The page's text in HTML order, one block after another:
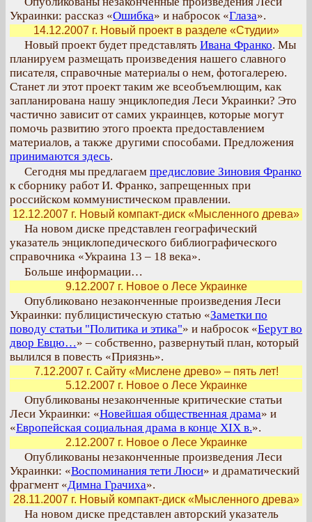
Украинки: рассказ «Ошибка» и набросок «Глаза».
14.12.2007 г. Новый проект в разделе «Студии»
Новый проект будет представлять Ивана Франко. Мы
планируем размещать произведения нашего славного
писателя, справочные материалы о нем, фотогалерею.
Станет ли этот проект таким же всеобъемлющим, как
запланирована нашу энциклопедия Леси Украинки? Это
частично зависит от самих украинцев, которые могут
помочь развитию этого проекта предоставлением
материалов, а также другими способами. Предложения
принимаются здесь.
Сегодня мы предлагаем предисловие Зиновия Франко
к сборнику работ И. Франко, запрещенных при
российском коммунистическом правлении.
12.12.2007 г. Новый компакт-диск «Мысленного древа»
На новом диске представлен географический
указатель энциклопедического библиографического
справочника «Украина 13 – 18 века».
Больше информации…
9.12.2007 г. Новое о Лесе Украинке
Опубликовано незаконченные произведения Леси
Украинки: публицистическую статью «Заметки по
поводу статьи "Политика и этика"» и набросок «Берут во
двор Евцю…» – собственно, развернутый план, который
вылился в повесть «Приязнь».
7.12.2007 г. Сайту «Мислене древо» – пять лет!
5.12.2007 г. Новое о Лесе Украинке
Опубликованы незаконченные критические статьи
Леси Украинки: «Новейшая общественная драма» и
«Европейская социальная драма в конце XIX в.».
2.12.2007 г. Новое о Лесе Украинке
Опубликованы незаконченные произведения Леси
Украинки: «Воспоминания тети Люси» и драматический
фрагмент «Димна Грачиха».
28.11.2007 г. Новый компакт-диск «Мысленного древа»
На новом диске представлен авторский указатель